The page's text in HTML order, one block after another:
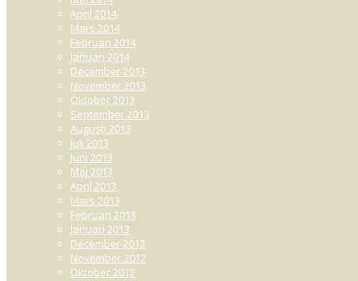
April 2014
Mars 2014
Februari 2014
Januari 2014
December 2013
November 2013
Oktober 2013
September 2013
Augusti 2013
Juli 2013
Juni 2013
Maj 2013
April 2013
Mars 2013
Februari 2013
Januari 2013
December 2012
November 2012
Oktober 2012